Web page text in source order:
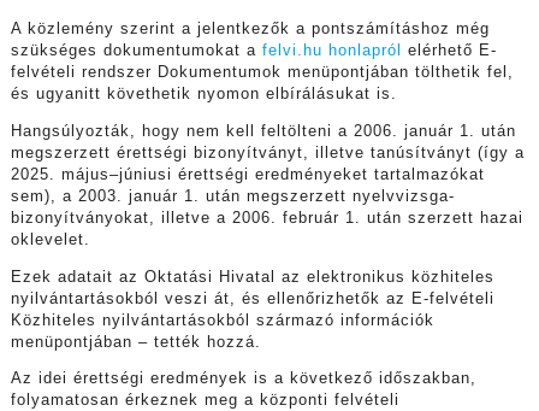
A közlemény szerint a jelentkezők a pontszámításhoz még
szükséges dokumentumokat a felvi.hu honlapról
elérhető E-
felvételi rendszer Dokumentumok menüpontjában tölthetik fel,
és ugyanitt követhetik nyomon elbírálásukat is.
Hangsúlyozták, hogy nem kell feltölteni a 2006. január 1. után
megszerzett érettségi bizonyítványt, illetve tanúsítványt (így a
2025. május–júniusi érettségi eredményeket tartalmazókat
sem), a 2003. január 1. után megszerzett nyelvvizsga-
bizonyítványokat, illetve a 2006. február 1. után szerzett hazai
oklevelet.
Ezek adatait az Oktatási Hivatal az elektronikus közhiteles
nyilvántartásokból veszi át, és ellenőrizhetők az E-felvételi
Közhiteles nyilvántartásokból származó információk
menüpontjában – tették hozzá.
Az idei érettségi eredmények is a következő időszakban,
folyamatosan érkeznek meg a központi felvételi